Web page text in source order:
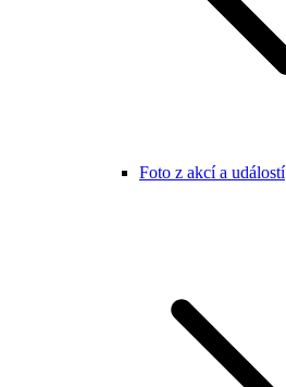
Foto z akcí a událostí